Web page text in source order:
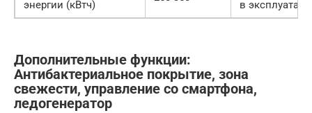
энергии (кВтч)
в
Дополнительные функции:
Антибактериальное покрытие, зона
свежести, управление со смартфона,
ледогенератор